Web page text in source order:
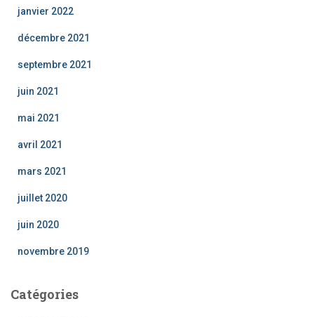
janvier 2022
décembre 2021
septembre 2021
juin 2021
mai 2021
avril 2021
mars 2021
juillet 2020
juin 2020
novembre 2019
Catégories